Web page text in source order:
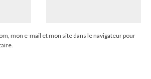
mon e-mail et mon site dans le navigateur pour